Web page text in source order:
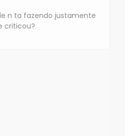
n ta fazendo justamente
criticou?